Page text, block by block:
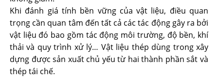
Khi đánh giá tính bền vững của vật liệu, điều quan
trọng cần quan tâm đến tất cả các tác động gây ra bởi
vật liệu đó bao gồm tác động môi trường, độ bền, khí
thải và quy trình xử lý… Vật liệu thép dùng trong xây
dựng được sản xuất chủ yếu từ hai thành phần sắt và
thép tái chế.